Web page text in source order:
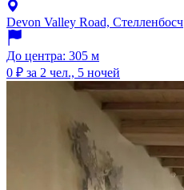
Devon Valley Road, Стелленбосч
До центра: 305 м
0 ₽ за 2 чел., 5 ночей